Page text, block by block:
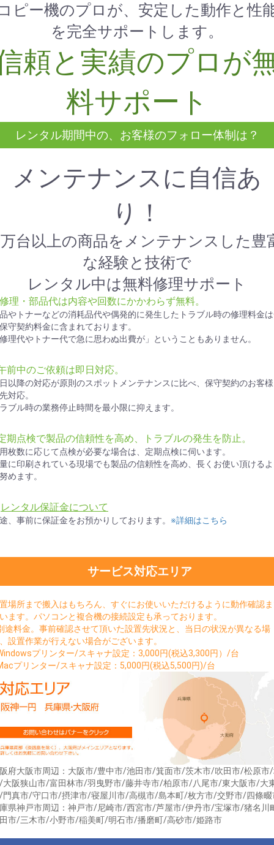
お買い物を続ける カートへ進む
ピー機のプロが、安定した動作と性
を完全サポートします。
頼と実績のプロが
料サポート
レンタル期間中の、お客様のフォロー体制は？
メンテナンスに自信あ
り！
台以上の商品をメンテナンスした豊
な経験と技術で
レンタル中は無料修理サポート
理・部品代は内容や回数にかかわらず無料。
やトナーなどの消耗品代や偶発的に発生したトラブル時の修理料金
守契約料金に含まれております。
理代やトナー代で急に思わぬ出費が」ということもありません。
前中のご依頼は即日対応。
以降の対応が原則のスポットメンテナンスに比べ、保守契約のお客
対応。
ブル時の業務停止時間を最小限に抑えます。
期点検で製品の信頼性を高め、トラブルの発生を防止。
枚数に応じて点検が必要な場合は、定期点検に伺います。
に印刷されている現場でも製品の信頼性を高め、長くお使い頂ける
めます。
レンタル保証金について
、事前に保証金をお預かりしております。 ※詳細はこちら
サービス対応エリア
場所まで搬入はもちろん、すぐにお使いいただけるように動作確認
ます。パソコンと複合機の接続設定も承っております。
途料金。事前確認させて頂いた設置先状況と、当日の状況が異なる場
設置作業が行えない場合がございます。
プリンター/スキャナ設定：3,000円(税込3,300円）/台
プリンター/スキャナ設定：5,000円(税込5,500円)/台
府大阪市周辺：大阪市/豊中市/池田市/箕面市/茨木市/吹田市/松原市
大阪狭山市/富田林市/羽曳野市/藤井寺市/柏原市/八尾市/東大阪市/大
門真市/守口市/摂津市/寝屋川市/高槻市/島本町/枚方市/交野市/四條畷
県神戸市周辺：神戸市/尼崎市/西宮市/芦屋市/伊丹市/宝塚市/猪名川
市/三木市/小野市/稲美町/明石市/播磨町/高砂市/姫路市